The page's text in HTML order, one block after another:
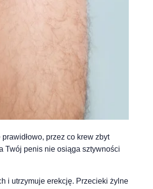
przez co krew zbyt
Twój penis nie osiąga sztywności
i utrzymuje erekcję. Przecieki żylne